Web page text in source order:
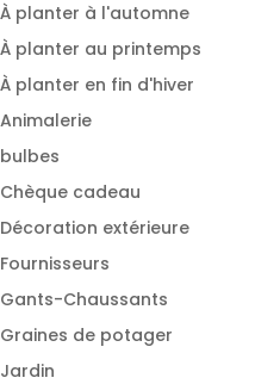
À planter à l'automne
À planter au printemps
À planter en fin d'hiver
Animalerie
bulbes
Chèque cadeau
Décoration extérieure
Fournisseurs
Gants-Chaussants
Graines de potager
Jardin